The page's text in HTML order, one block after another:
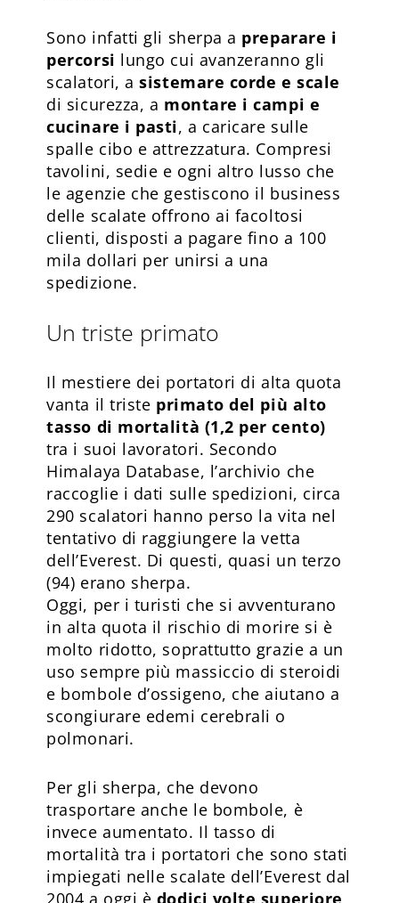
Sono infatti gli sherpa a preparare i
percorsi lungo cui avanzeranno gli
scalatori, asistemare corde e scale
di sicurezza, a montare i campi e
cucinare i pasti, a caricare sulle
spalle cibo e attrezzatura. Compresi
tavolini, sedie e ogni altro lusso che
le agenzie che gestiscono il business
delle scalate offrono ai facoltosi
clienti, disposti a pagare fino a 100
mila dollari per unirsi a una
spedizione.
Un triste primato
Il mestiere dei portatori di alta quota
vanta il triste primato del più alto
tasso di mortalità (1,2 per cento)
tra i suoi lavoratori. Secondo
Himalaya Database, l’archivio che
raccoglie i dati sulle spedizioni, circa
290 scalatori hanno perso la vita nel
tentativo di raggiungere la vetta
dell’Everest. Di questi, quasi un terzo
(94) erano sherpa.
Oggi, per i turisti che si avventurano
in alta quota il rischio di morire si è
molto ridotto, soprattutto grazie a un
uso sempre più massiccio di steroidi
e bombole d’ossigeno, che aiutano a
scongiurare edemi cerebrali o
polmonari.
Per gli sherpa, che devono
trasportare anche le bombole, è
invece aumentato. Il tasso di
mortalità tra i portatori che sono stati
impiegati nelle scalate dell’Everest dal
2004 a oggi è dodici volte superiore